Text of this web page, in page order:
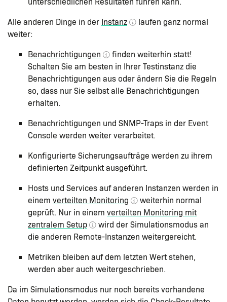
Alle anderen Dinge in der Instanz
laufen ganz normal
weiter:
Benachrichtigungen
finden weiterhin statt!
Schalten Sie am besten in Ihrer Testinstanz die
Benachrichtigungen aus oder ändern Sie die Regeln
so, dass nur Sie selbst alle Benachrichtigungen
erhalten.
Benachrichtigungen und SNMP-Traps in der Event
Console werden weiter verarbeitet.
Konfigurierte Sicherungsaufträge werden zu ihrem
definierten Zeitpunkt ausgeführt.
Hosts und Services auf anderen Instanzen werden in
einem verteilten Monitoring
weiterhin normal
geprüft. Nur in einem verteilten Monitoring mit
zentralem Setup
wird der Simulationsmodus an
die anderen Remote-Instanzen weitergereicht.
Metriken bleiben auf dem letzten Wert stehen,
werden aber auch weitergeschrieben.
Da im Simulationsmodus nur noch bereits vorhandene